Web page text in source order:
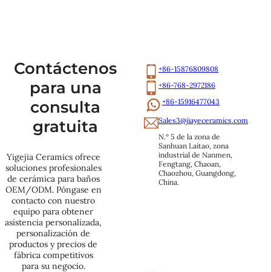
Contáctenos
para una
consulta
gratuita
Yigejia Ceramics ofrece
soluciones profesionales
de cerámica para baños
OEM/ODM. Póngase en
contacto con nuestro
equipo para obtener
asistencia personalizada,
personalización de
productos y precios de
fábrica competitivos
para su negocio.
+86-15876809808
+86-768-2972186
+86-15916477043
Sales3@jiayeceramics.com
N.º 5 de la zona de
Sanhuan Laitao, zona
industrial de Nanmen,
Fengtang, Chaoan,
Chaozhou, Guangdong,
China.